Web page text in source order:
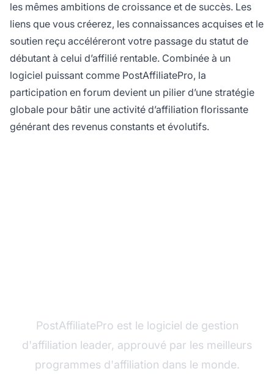
les mêmes ambitions de croissance et de succès. Les
liens que vous créerez, les connaissances acquises et le
soutien reçu accéléreront votre passage du statut de
débutant à celui d’affilié rentable. Combinée à un
logiciel puissant comme PostAffiliatePro, la
participation en forum devient un pilier d’une stratégie
globale pour bâtir une activité d’affiliation florissante
générant des revenus constants et évolutifs.
PostAffiliatePro est le logiciel de gestion
d'affiliation leader, approuvé par les meilleurs
programmes d'affiliation dans le monde.